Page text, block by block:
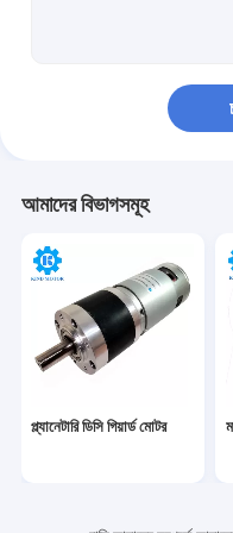
মাইক্রো ব্রাশ ডিসি মোটর
আমাদের বিভাগসমূহ
প্ল্যানেটারি ডিসি গিয়ার্ড মোটর